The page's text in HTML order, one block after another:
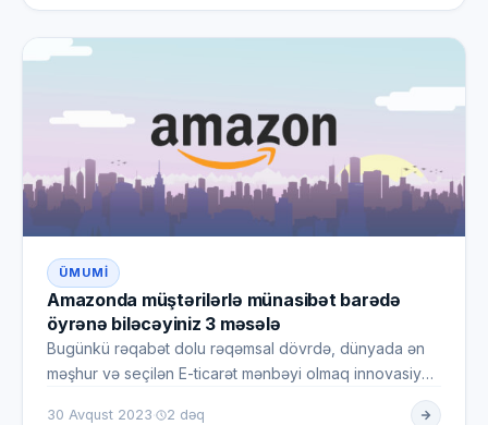
ÜMUMI
Amazonda müştərilərlə münasibət barədə
öyrənə biləcəyiniz 3 məsələ
Bugünkü rəqabət dolu rəqəmsal dövrdə, dünyada ən
məşhur və seçilən E-ticarət mənbəyi olmaq innovasiya
30 Avqust 2023· 2 dəq